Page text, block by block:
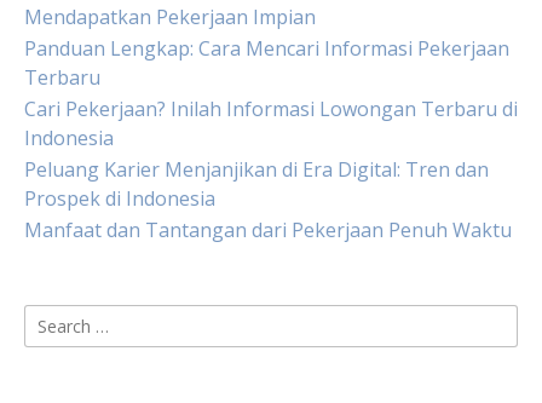
Mendapatkan Pekerjaan Impian
Panduan Lengkap: Cara Mencari Informasi Pekerjaan
Terbaru
Cari Pekerjaan? Inilah Informasi Lowongan Terbaru di
Indonesia
Peluang Karier Menjanjikan di Era Digital: Tren dan
Prospek di Indonesia
Manfaat dan Tantangan dari Pekerjaan Penuh Waktu
Search
for: